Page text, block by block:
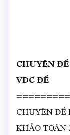
CHUYÊN ĐỀ
VDC ĐỀ
CHUYÊN ĐỀ
KHẢO TOÁN